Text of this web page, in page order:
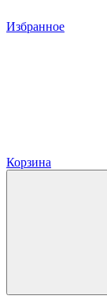
Избранное
Корзина